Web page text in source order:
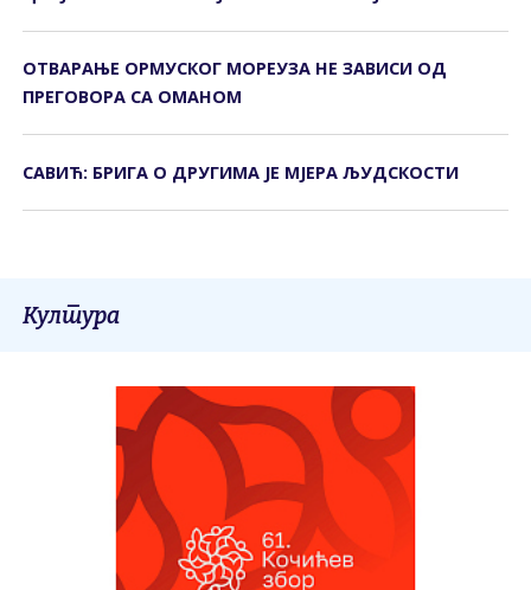
ОТВАРАЊЕ ОРМУСКОГ МОРЕУЗА НЕ ЗАВИСИ ОД
ПРЕГОВОРА СА ОМАНОМ
САВИЋ: БРИГА О ДРУГИМА ЈЕ МЈЕРА ЉУДСКОСТИ
Култура